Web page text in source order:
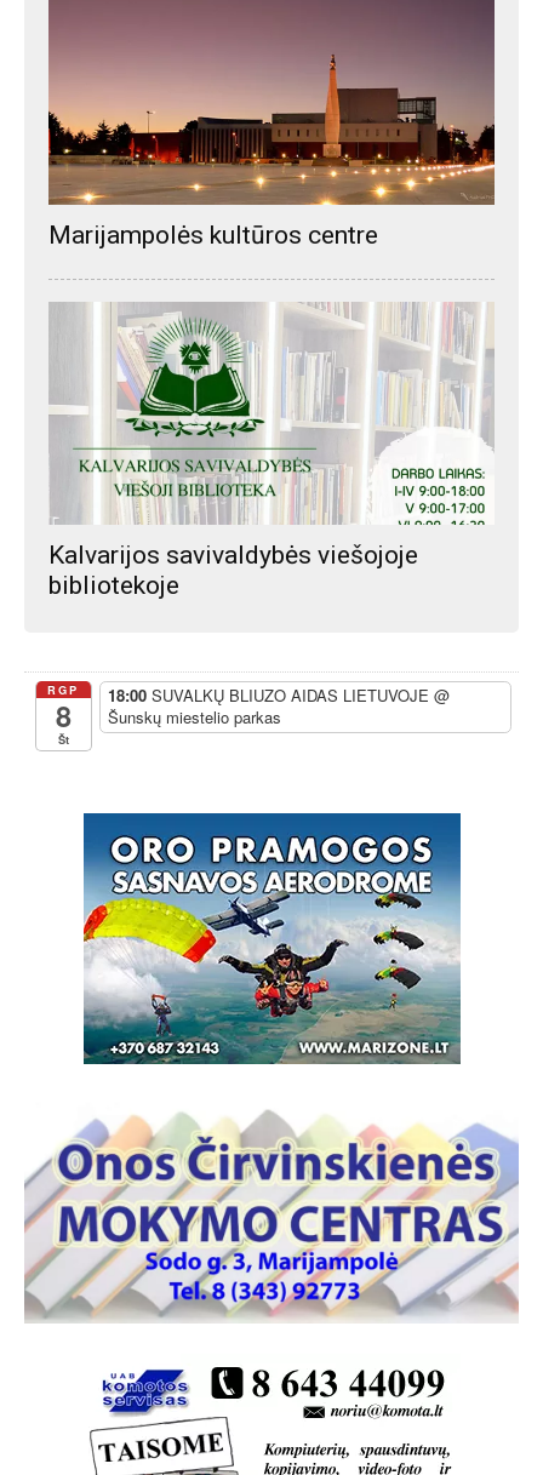
Marijampolės kultūros centre
Kalvarijos savivaldybės viešojoje
bibliotekoje
RGP
8
Št
18:00 SUVALKŲ BLIUZO AIDAS LIETUVOJE @
Šunskų miestelio parkas